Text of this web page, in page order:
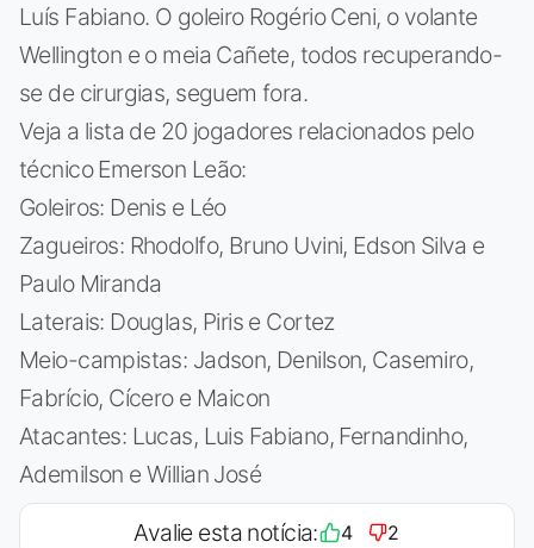
Luís Fabiano. O goleiro Rogério Ceni, o volante
Wellington e o meia Cañete, todos recuperando-
se de cirurgias, seguem fora.
Veja a lista de 20 jogadores relacionados pelo
técnico Emerson Leão:
Goleiros: Denis e Léo
Zagueiros: Rhodolfo, Bruno Uvini, Edson Silva e
Paulo Miranda
Laterais: Douglas, Piris e Cortez
Meio-campistas: Jadson, Denilson, Casemiro,
Fabrício, Cícero e Maicon
Atacantes: Lucas, Luis Fabiano, Fernandinho,
Ademilson e Willian José
Avalie esta notícia: 4 2